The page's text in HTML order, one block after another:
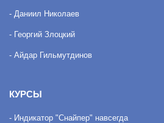
- Даниил Николаев
- Георгий Злоцкий
- Айдар Гильмутдинов
КУРСЫ
- Индикатор "Снайпер" навсегда